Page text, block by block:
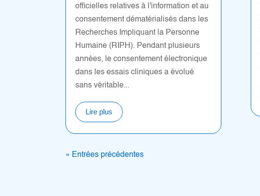
officielles relatives à l'information et au
consentement dématérialisés dans les
Recherches Impliquant la Personne
Humaine (RIPH). Pendant plusieurs
années, le consentement électronique
dans les essais cliniques a évolué
sans véritable...
Lire plus
« Entrées précédentes